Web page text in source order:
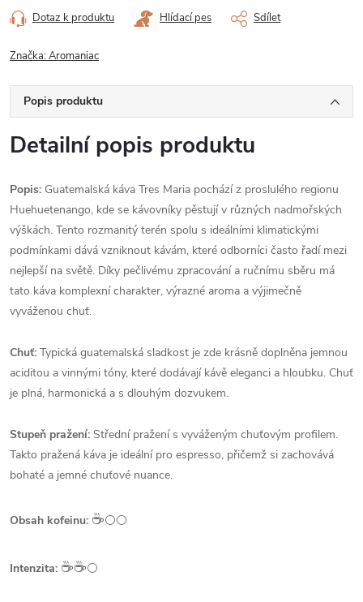
Dotaz k produktu Hlídací pes Sdílet
Značka:Aromaniac
Popis produktu
Detailní popis produktu
Popis: Guatemalská káva Tres Maria pochází z proslulého regionu
Huehuetenango, kde se kávovníky pěstují v různých nadmořských
výškách. Tento rozmanitý terén spolu s ideálními klimatickými
podmínkami dává vzniknout kávám, které odborníci často řadí mezi
nejlepší na světě. Díky pečlivému zpracování a ručnímu sběru má
tato káva komplexní charakter, výrazné aroma a výjimečně
vyváženou chuť.
Chuť: Typická guatemalská sladkost je zde krásně doplněna jemnou
aciditou a vinnými tóny, které dodávají kávě eleganci a hloubku. Chuť
je plná, harmonická a s dlouhým dozvukem.
Stupeň pražení: Střední pražení s vyváženým chuťovým profilem.
Takto pražená káva je ideální pro espresso, přičemž si zachovává
bohaté a jemné chuťové nuance.
Obsah kofeinu: ☕️⚪⚪
Intenzita: ☕️☕️⚪